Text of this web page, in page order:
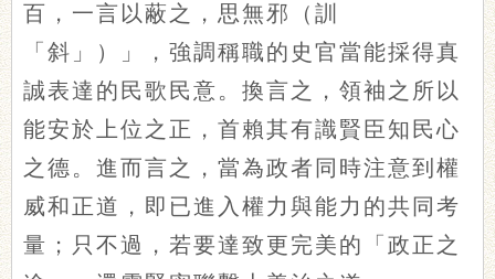
百，一言以蔽之，思無邪（訓
「斜」）」，強調稱職的史官當能採得真
誠表達的民歌民意。換言之，領袖之所以
能安於上位之正，首賴其有識賢臣知民心
之德。進而言之，當為政者同時注意到權
威和正道，即已進入權力與能力的共同考
量；只不過，若要達致更完美的「政正之